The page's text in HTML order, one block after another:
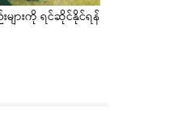
ျားကို ရင်ဆိုင်နိုင်ရန်